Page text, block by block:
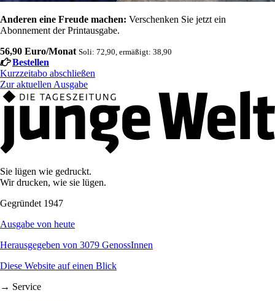
Anderen eine Freude machen: Verschenken Sie jetzt ein
Abonnement der Printausgabe.
56,90 Euro/Monat Soli: 72,90, ermäßigt: 38,90
Bestellen
Kurzzeitabo abschließen
Zur aktuellen Ausgabe
Sie lügen wie gedruckt.
Wir drucken, wie sie lügen.
Gegründet 1947
Ausgabe von heute
Herausgegeben von 3079 GenossInnen
Diese Website auf einen Blick
→ Service